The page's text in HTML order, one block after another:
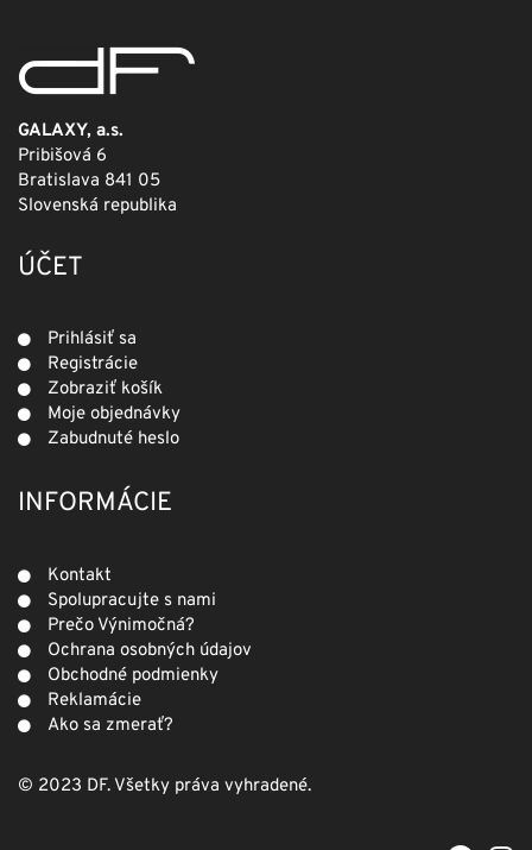
GALAXY, a.s.
Pribišová 6
Bratislava 841 05
Slovenská republika
ÚČET
Prihlásiť sa
Registrácie
Zobraziť košík
Moje objednávky
Zabudnuté heslo
INFORMÁCIE
Kontakt
Spolupracujte s nami
Prečo Výnimočná?
Ochrana osobných údajov
Obchodné podmienky
Reklamácie
Ako sa zmerať?
© 2023 DF. Všetky práva vyhradené.